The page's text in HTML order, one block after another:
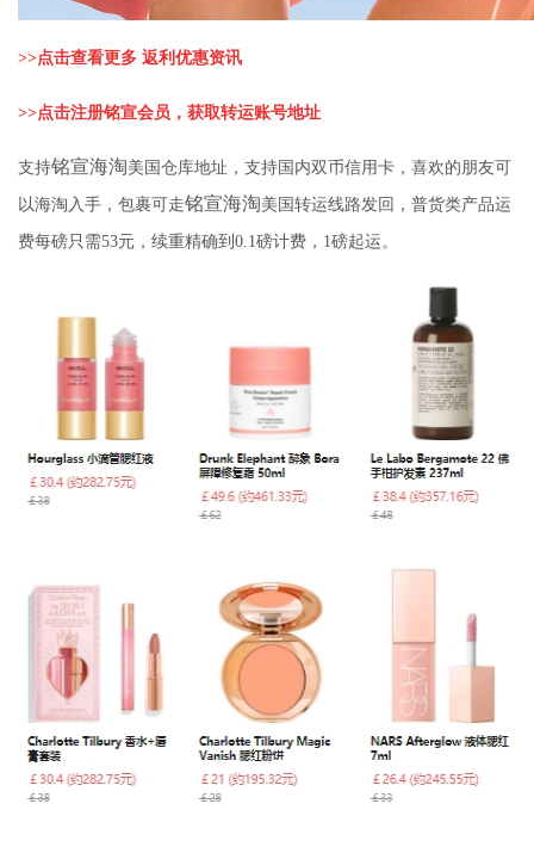
>>点击查看更多 返利优惠资讯
>>点击注册铭宣会员，获取转运账号地址
支持铭宣海淘美国仓库地址，支持国内双币信用卡，喜欢的朋友可
以海淘入手，包裹可走铭宣海淘美国转运线路发回，普货类产品运
费每磅只需53元，续重精确到0.1磅计费，1磅起运。